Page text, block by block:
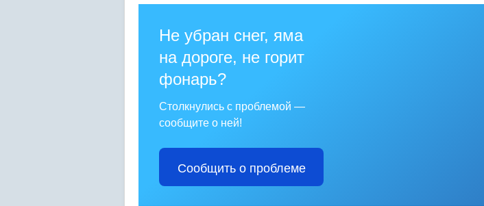
Не убран снег, яма
на дороге, не горит
фонарь?
Столкнулись с проблемой —
сообщите о ней!
Сообщить о проблеме